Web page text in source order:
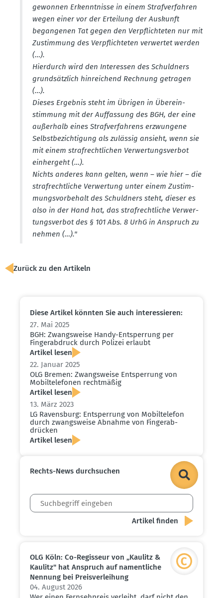
gewonnen Erkennt­nisse in einem Straf­ver­fahren
wegen einer vor der Erteilung der Auskunft
began­genen Tat gegen den Verpflich­teten nur mit
Zustimmung des Verpflich­teten verwertet werden
(…).
Hierdurch wird den Inter­essen des Schuldners
grund­sätzlich hinrei­chend Rechnung getragen
(…).
Dieses Ergebnis steht im Übrigen in Überein­
stimmung mit der Auffassung des BGH, der eine
außerhalb eines Straf­ver­fahrens erzwungene
Selbst­be­zich­tigung als zulässig ansieht, wenn sie
mit einem straf­recht­lichen Verwer­tungs­verbot
einhergeht (…).
Nichts anderes kann gelten, wenn – wie hier – die
straf­recht­liche Verwertung unter einem Zustim­
mungs­vor­behalt des Schuldners steht, dieser es
also in der Hand hat, das straf­recht­liche Verwer­
tungs­verbot des § 101 Abs. 8 UrhG in Anspruch zu
nehmen (…)."
Zurück zu den Artikeln
Diese Artikel könnten Sie auch inter­es­sieren:
27. Mai 2025
BGH: Zwangs­weise Handy-Entsperrung per
Finger­ab­druck durch Polizei erlaubt
Artikel lesen
22. Januar 2025
OLG Bremen: Zwangs­weise Entsperrung von
Mobil­te­le­fonen recht­mäßig
Artikel lesen
13. März 2023
LG Ravensburg: Entsperrung von Mobil­te­lefon
durch zwangs­weise Abnahme von Finger­ab­
drücken
Artikel lesen
Rechts-News durch­suchen
OLG Köln: Co-Regisseur von „Kaulitz &
Kaulitz" hat Anspruch auf nament­liche
Nennung bei Preis­ver­leihung
04. August 2026